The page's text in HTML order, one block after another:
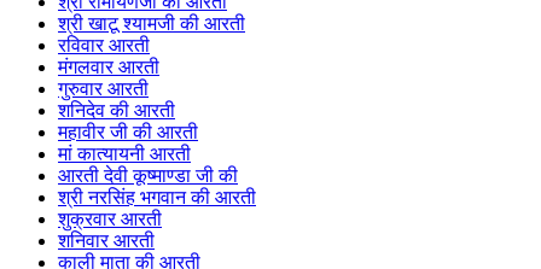
श्री खाटू श्यामजी की आरती
रविवार आरती
मंगलवार आरती
गुरुवार आरती
शनिदेव की आरती
महावीर जी की आरती
मां कात्यायनी आरती
आरती देवी कूष्माण्डा जी की
श्री नरसिंह भगवान की आरती
शुक्रवार आरती
शनिवार आरती
काली माता की आरती